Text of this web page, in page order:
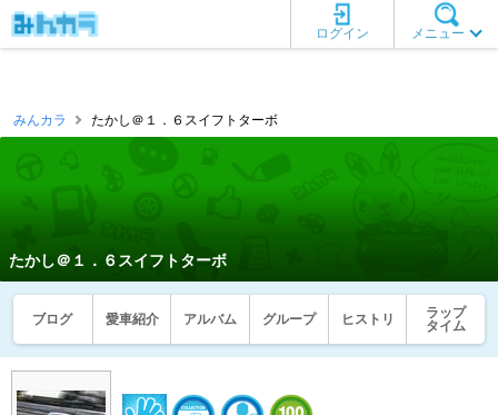
メニュー
ログイン
みんカラ たかし＠１．６スイフトターボ
たかし＠１．６スイフトターボ
ブログ 愛車紹介 アルバム グループ ヒストリ
ラップ
タイム